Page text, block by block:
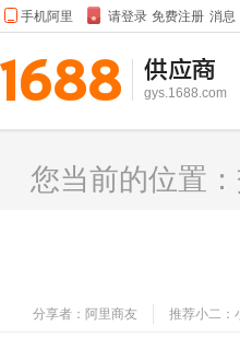
供应商
gys.1688.com
您当前的位置：
分享者：阿里商友 推荐小二：